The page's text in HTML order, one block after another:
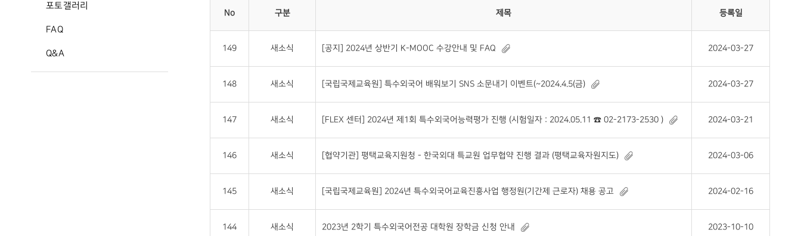
포토갤러리
FAQ
Q&A
No 구분 제목 등록일
149 새소식 [공지] 2024년 상반기 K-MOOC 수강안내 및 FAQ 2024-03-27
148 새소식 [국립국제교육원] 특수외국어 배워보기 SNS 소문내기 이벤트(~2024.4.5(금) 2024-03-27
147 새소식 [FLEX 센터] 2024년 제1회 특수외국어능력평가 진행 (시험일자 : 2024.05.11 ☎ 02-2173-2530 ) 2024-03-21
146 새소식 [협약기관] 평택교육지원청 - 한국외대 특교원 업무협약 진행 결과 (평택교육자원지도) 2024-03-06
145 새소식 [국립국제교육원] 2024년 특수외국어교육진흥사업 행정원(기간제 근로자) 채용 공고 2024-02-16
144 새소식 2023년 2학기 특수외국어전공 대학원 장학금 신청 안내 2023-10-10